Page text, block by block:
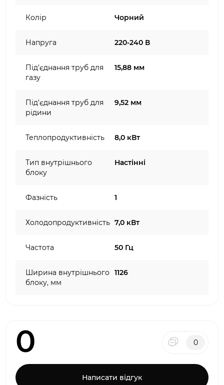
Колір Чорний
Напруга 220-240 В
Під'єднання труб для
газу
15,88 мм
Під'єднання труб для
рідини
9,52 мм
Теплопродуктивність 8,0 кВт
Тип внутрішнього
блоку
Настінні
Фазність 1
Холодопродуктивність 7,0 кВт
Частота 50 Гц
Ширина внутрішнього
блоку, мм
1126
0 0
Написати відгук